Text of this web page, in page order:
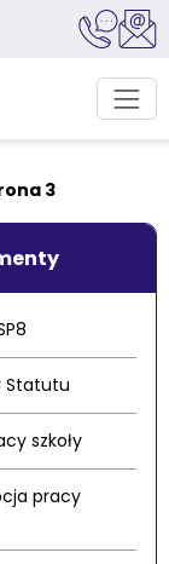
3
Statutu
szkoły
pracy